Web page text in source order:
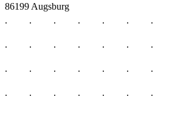
86199 Augsburg